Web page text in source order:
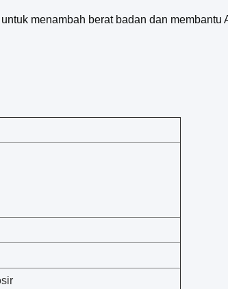
menambah berat badan dan membantu